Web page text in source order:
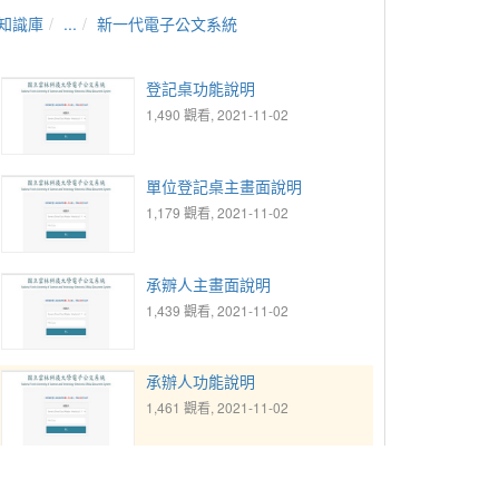
識庫 ... 新一代電子公文系統
登記桌功能說明
1,490 觀看, 2021-11-02
單位登記桌主畫面說明
1,179 觀看, 2021-11-02
承辧人主畫面說明
1,439 觀看, 2021-11-02
承辦人功能說明
1,461 觀看, 2021-11-02